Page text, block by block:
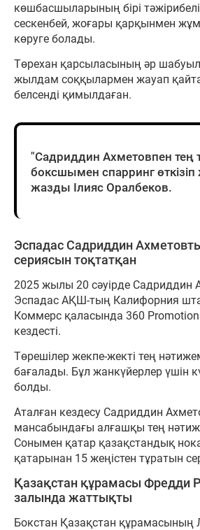
көшбасшыларының бірі
сескенбей, жоғары қарқынмен
көруге болады.
Төрехан қарсыласының әр
жылдам соққылармен жауап
белсенді қимылдаған.
"Садриддин Ахметовпен тең
боксшымен спарринг
жазды Ілияс Оралбеков.
Эспадас Садриддин
сериясын тоқтатқан
2025 жылы 20 сәуірде Садриддин
Эспадас АҚШ-тың Калифорния
Коммерс қаласында 360
кездесті.
Төрешілер жекпе-жекті тең
бағалады. Бұл жанкүйерлер үшін
болды.
Аталған кездесу Садриддин
мансабындағы алғашқы тең нәтиже
Сонымен қатар қазақстандық
қатарынан 15 жеңістен тұратын
Қазақстан құрамасы Фредди
залында жаттықты
Бокстан Қазақстан құрамасының